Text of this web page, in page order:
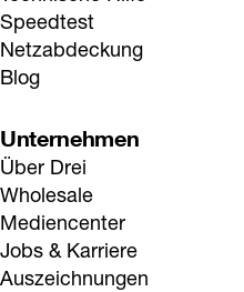
Speedtest
Netzabdeckung
Blog
Unternehmen
Über Drei
Wholesale
Mediencenter
Jobs & Karriere
Auszeichnungen